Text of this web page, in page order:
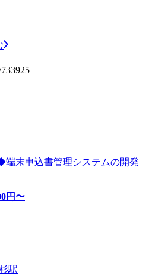
端末申込書管理システムの開発
円〜
駅